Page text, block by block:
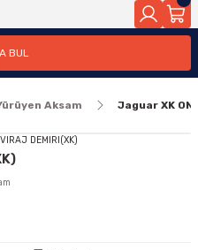
BUL
Aksam Jaguar XK ON